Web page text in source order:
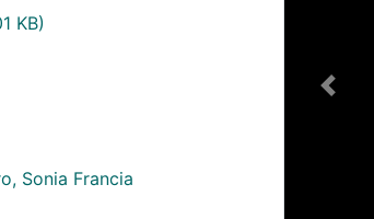
KB)
Sonia Francia